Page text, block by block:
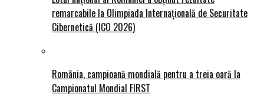
remarcabile la Olimpiada Internațională de Securitate
Cibernetică (ICO 2026)
România, campioană mondială pentru a treia oară la
Campionatul Mondial FIRST